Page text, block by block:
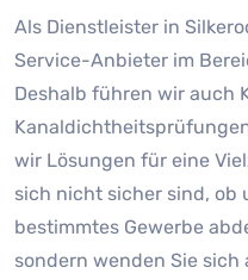
Als Dienstleister in
Service-Anbieter im
Deshalb führen wir auch
wir Lösungen für eine
sich nicht sicher sind, ob
bestimmtes Gewerbe
sondern wenden Sie